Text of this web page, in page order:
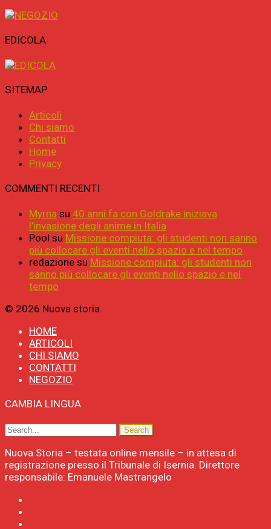
EDICOLA
SITEMAP
Articoli
Chi siamo
Contatti
Home
Privacy
COMMENTI RECENTI
Myrna su 40 anni fa con Goldrake iniziava
l’invasione degli anime in Italia
Pool su Missione compiuta: gli studenti non sanno
più collocare gli eventi nello spazio e nel tempo
redazione su Missione compiuta: gli studenti non
sanno più collocare gli eventi nello spazio e nel
tempo
© 2026 Nuova storia.
HOME
ARTICOLI
CHI SIAMO
CONTATTI
NEGOZIO
CAMBIA LINGUA
Nuova Storia – testata online mensile – in attesa di
registrazione presso il Tribunale di Isernia. Direttore
responsabile: Emanuele Mastrangelo